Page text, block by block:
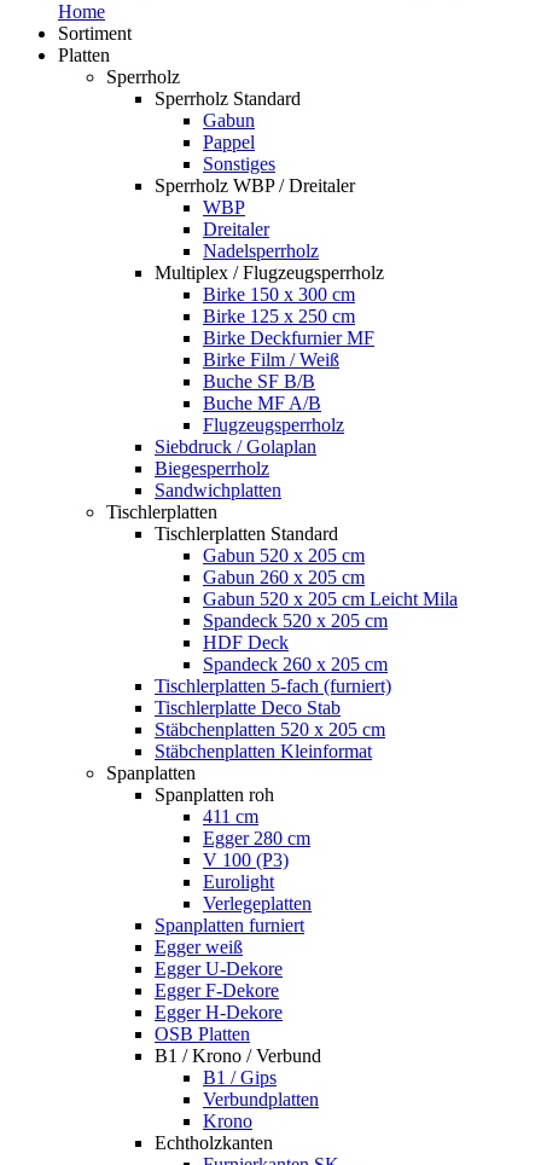
Home
Sortiment
Platten
Sperrholz
Sperrholz Standard
Gabun
Pappel
Sonstiges
Sperrholz WBP / Dreitaler
WBP
Dreitaler
Nadelsperrholz
Multiplex / Flugzeugsperrholz
Birke 150 x 300 cm
Birke 125 x 250 cm
Birke Deckfurnier MF
Birke Film / Weiß
Buche SF B/B
Buche MF A/B
Flugzeugsperrholz
Siebdruck / Golaplan
Biegesperrholz
Sandwichplatten
Tischlerplatten
Tischlerplatten Standard
Gabun 520 x 205 cm
Gabun 260 x 205 cm
Gabun 520 x 205 cm Leicht Mila
Spandeck 520 x 205 cm
HDF Deck
Spandeck 260 x 205 cm
Tischlerplatten 5-fach (furniert)
Tischlerplatte Deco Stab
Stäbchenplatten 520 x 205 cm
Stäbchenplatten Kleinformat
Spanplatten
Spanplatten roh
411 cm
Egger 280 cm
V 100 (P3)
Eurolight
Verlegeplatten
Spanplatten furniert
Egger weiß
Egger U-Dekore
Egger F-Dekore
Egger H-Dekore
OSB Platten
B1 / Krono / Verbund
B1 / Gips
Verbundplatten
Krono
Echtholzkanten